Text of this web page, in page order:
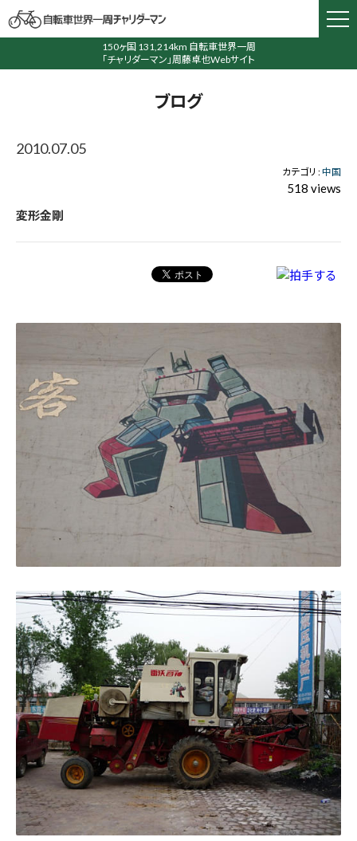
150ヶ国 131,214km 自転車世界一周
「チャリダーマン」周藤卓也Webサイト
ブログ
2010.07.05
カテゴリ :中国
518 views
変形金剛